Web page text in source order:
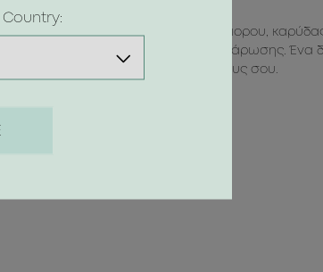
Blooming Garden
vegan κερί σόγιας με κηρούς ηλιόσπορου,
ζεστασιά και ατμόσφαιρα χαλάρωσης. Ένα
για εσένα ή τους αγαπημένους σου.